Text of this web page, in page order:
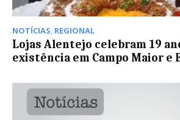
NOTÍCIAS, REGIONAL
Lojas Alentejo celebram 19
existência em Campo Maior e